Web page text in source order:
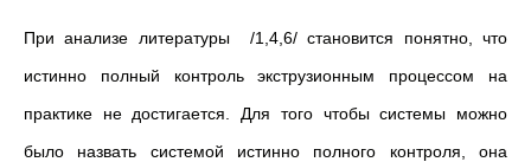
При анализе литературы /1,4,6/ становится понятно, что
истинно полный контроль экструзионным процессом на
практике не достигается. Для того чтобы системы можно
было назвать системой истинно полного контроля, она